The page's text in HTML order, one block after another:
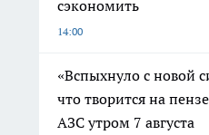
сэкономить
14:00
«Вспыхнуло с новой
что творится на
АЗС утром 7 августа